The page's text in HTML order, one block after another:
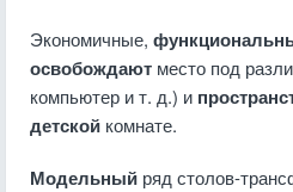
Экономичные,
освобождают место под
компьютер и т. д.) и
детской комнате.
Модельный ряд столов-